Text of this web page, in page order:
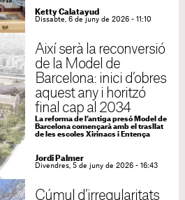
Ketty Calatayud
Dissabte, 6 de juny de 2026 - 11:10
Així serà la reconversió
de la Model de
Barcelona: inici d’obres
aquest any i horitzó
final cap al 2034
La reforma de l’antiga presó Model de
Barcelona començarà amb el trasllat
de les escoles Xirinacs i Entença
Jordi Palmer
Divendres, 5 de juny de 2026 - 16:43
Cúmul d’irregularitats